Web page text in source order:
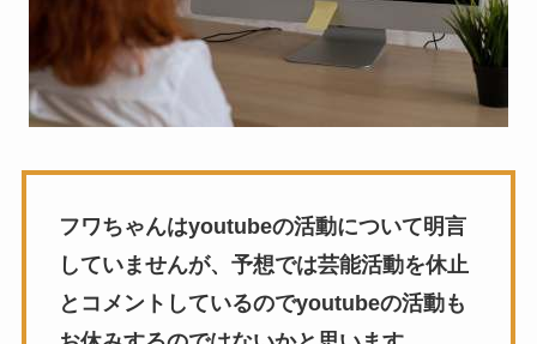
フワちゃんはyoutubeの活動について明言
していませんが、予想では芸能活動を休止
とコメントしているのでyoutubeの活動も